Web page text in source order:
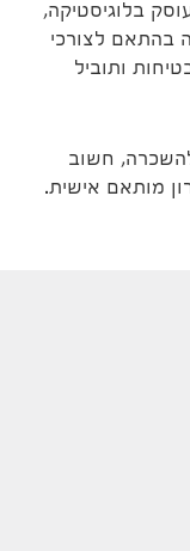
בלוגיסטיקה,
בהתאם לצורכי
ותוביל
חשוב
מותאם אישית.